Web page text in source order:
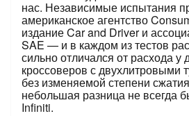
нас. Независимые испытания
американское агентство
издание Car and Driver и
SAE — и в каждом из тестов
сильно отличался от расхода у
кроссоверов с двухлитровыми
без изменяемой степени
небольшая разница не всегда
Infiniti.